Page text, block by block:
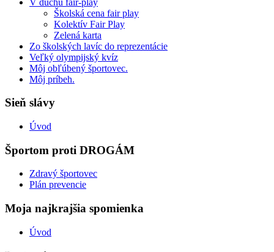
Školská cena fair play
Kolektív Fair Play
Zelená karta
Zo školských lavíc do reprezentácie
Veľký olympijský kvíz
Môj obľúbený športovec.
Môj príbeh.
Sieň slávy
Úvod
Športom proti DROGÁM
Zdravý športovec
Plán prevencie
Moja najkrajšia spomienka
Úvod